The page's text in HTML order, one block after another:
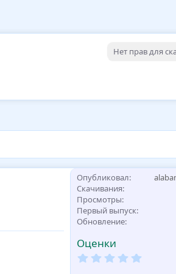
Нет прав для
Опубликовал
Скачивания
Просмотры
Первый выпуск
Обновление
Оценки